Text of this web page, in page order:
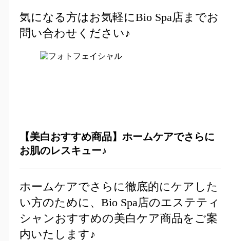
気になる方はお気軽にBio Spa店までお
問い合わせください♪
【美白おすすめ商品】ホームケアでさらに
お肌のレスキュー♪
ホームケアでさらに徹底的にケアした
い方のために、Bio Spa店のエステティ
シャンおすすめの美白ケア商品をご案
内いたします♪